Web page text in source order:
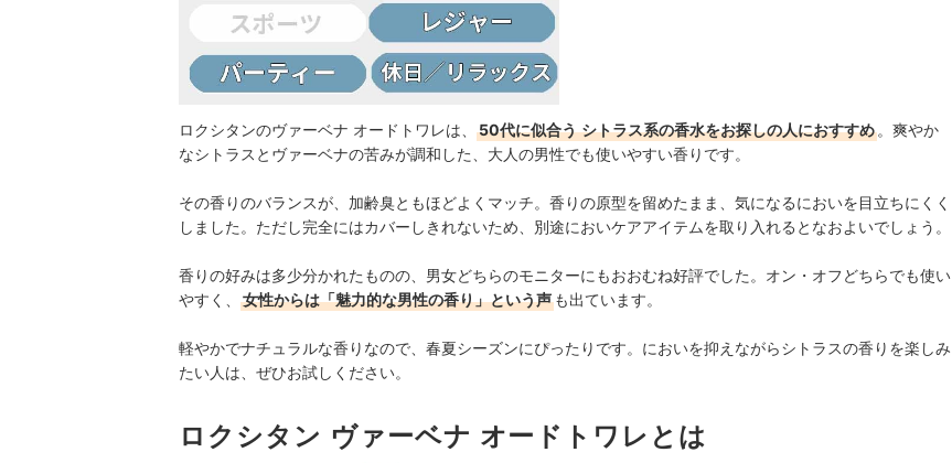
ロクシタンのヴァーベナ オードトワレは、 50代に似合う シトラス系の香水をお探しの人におすすめ 。爽やか
なシトラスとヴァーベナの苦みが調和した、大人の男性でも使いやすい香りです。
その香りのバランスが、加齢臭ともほどよくマッチ。香りの原型を留めたまま、気になるにおいを目立ちにくく
しました。ただし完全にはカバーしきれないため、別途においケアアイテムを取り入れるとなおよいでしょう。
香りの好みは多少分かれたものの、男女どちらのモニターにもおおむね好評でした。オン・オフどちらでも使い
やすく、
女性からは「魅力的な男性の香り」という声 も出ています。
軽やかでナチュラルな香りなので、春夏シーズンにぴったりです。においを抑えながらシトラスの香りを楽しみ
たい人は、ぜひお試しください。
ロクシタン ヴァーベナ オードトワレとは